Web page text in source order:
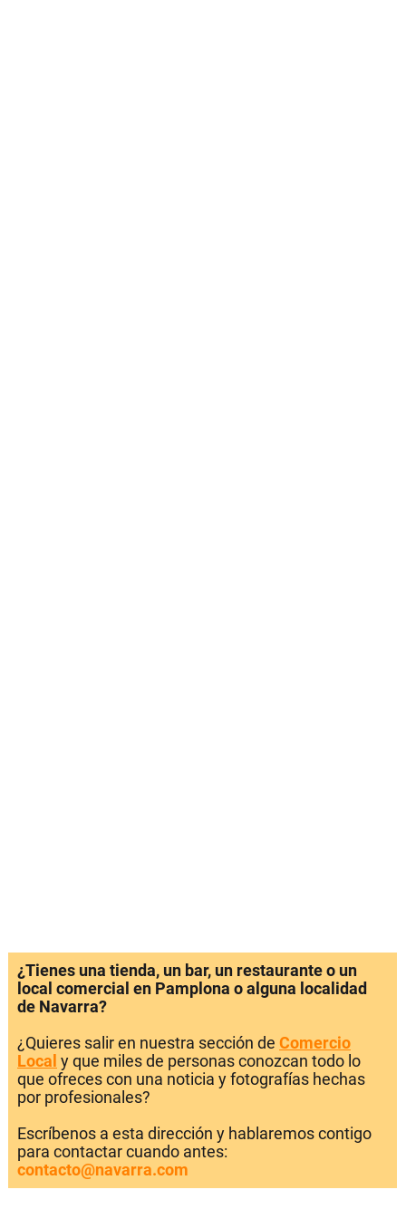
¿Tienes una tienda, un bar, un restaurante o un
local comercial en Pamplona o alguna localidad
de Navarra?
¿Quieres salir en nuestra sección de Comercio
Local y que miles de personas conozcan todo lo
que ofreces con una noticia y fotografías hechas
por profesionales?
Escríbenos a esta dirección y hablaremos contigo
para contactar cuando antes:
contacto@navarra.com